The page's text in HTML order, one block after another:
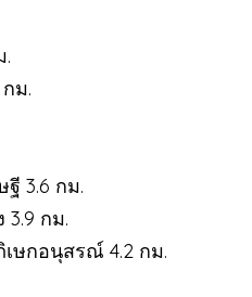
ม.
3.6 กม.
3.9 กม.
ษกอนุสรณ์ 4.2 กม.